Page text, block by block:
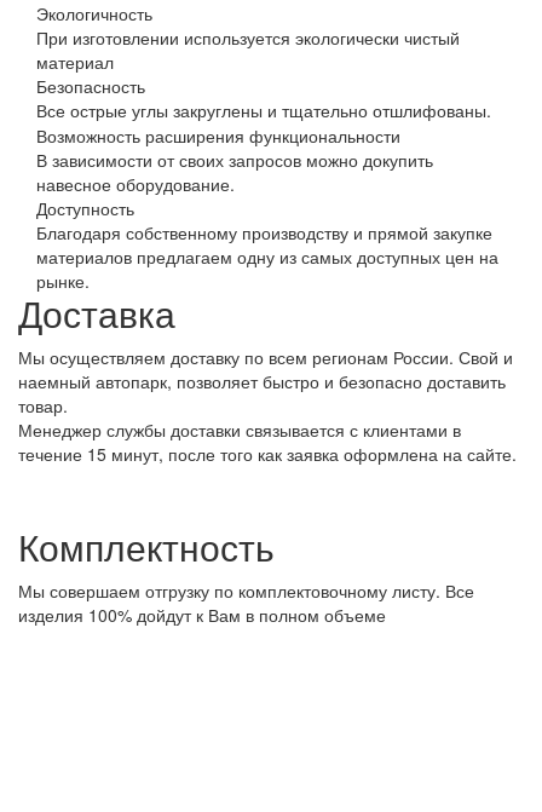
Экологичность
При изготовлении используется экологически чистый
материал
Безопасность
Все острые углы закруглены и тщательно отшлифованы.
Возможность расширения функциональности
В зависимости от своих запросов можно докупить
навесное оборудование.
Доступность
Благодаря собственному производству и прямой закупке
материалов предлагаем одну из самых доступных цен на
рынке.
Доставка
Мы осуществляем доставку по всем регионам России. Свой и
наемный автопарк, позволяет быстро и безопасно доставить
товар.
Менеджер службы доставки связывается с клиентами в
течение 15 минут, после того как заявка оформлена на сайте.
Комплектность
Мы совершаем отгрузку по комплектовочному листу. Все
изделия 100% дойдут к Вам в полном объеме